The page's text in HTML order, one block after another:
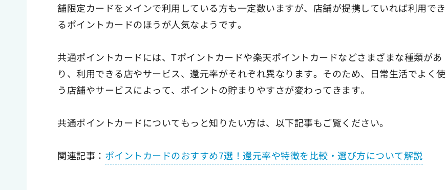
舗限定カードをメインで利用している方も一定数いますが、店舗が提携していれば利用でき
るポイントカードのほうが人気なようです。
共通ポイントカードには、Tポイントカードや楽天ポイントカードなどさまざまな種類があ
り、利用できる店やサービス、還元率がそれぞれ異なります。そのため、日常生活でよく使
う店舗やサービスによって、ポイントの貯まりやすさが変わってきます。
共通ポイントカードについてもっと知りたい方は、以下記事もご覧ください。
関連記事： ポイントカードのおすすめ7選！還元率や特徴を比較・選び方について解説